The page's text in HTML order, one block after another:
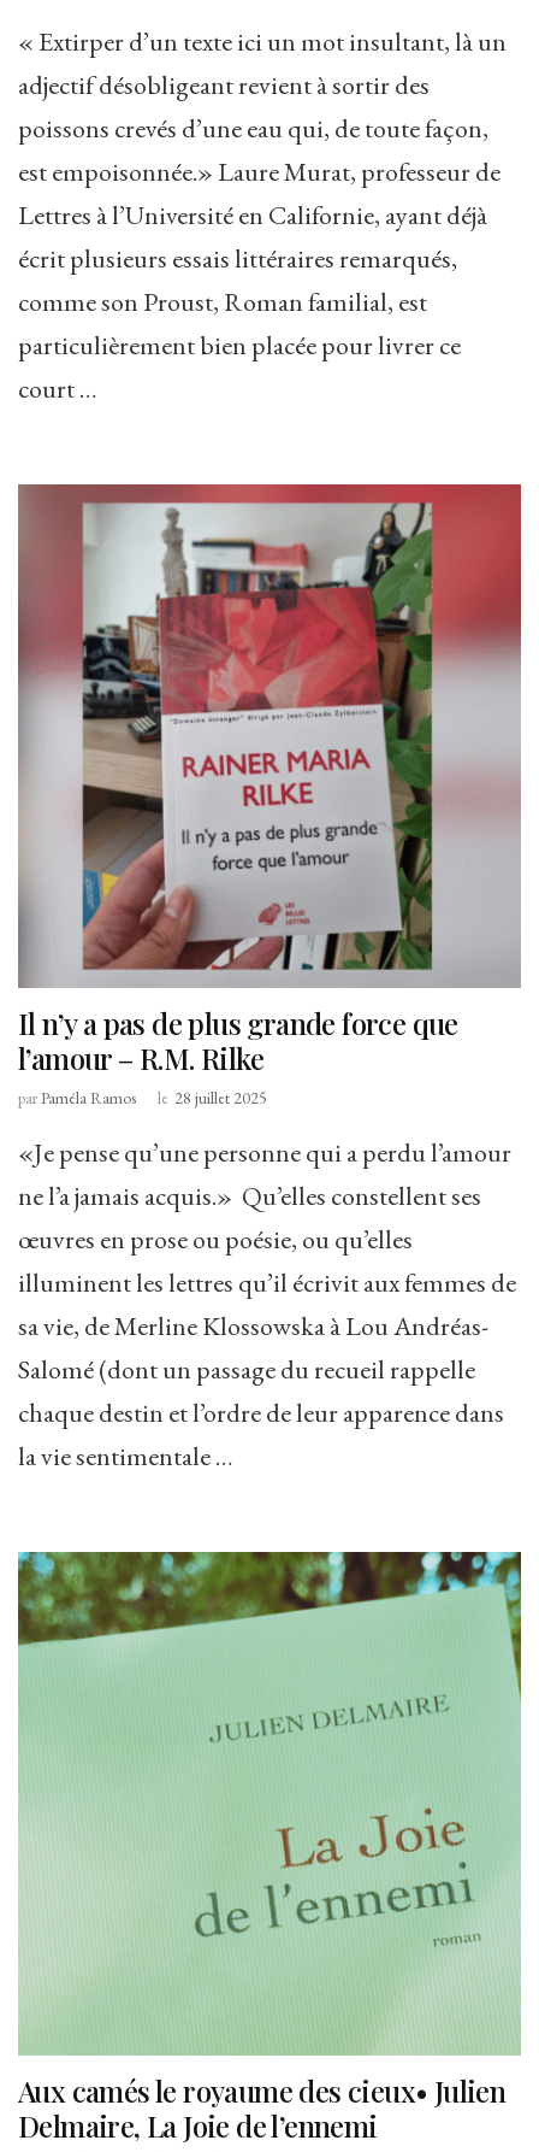
« Extirper d’un texte ici un mot insultant, là un
adjectif désobligeant revient à sortir des
poissons crevés d’une eau qui, de toute façon,
est empoisonnée.» Laure Murat, professeur de
Lettres à l’Université en Californie, ayant déjà
écrit plusieurs essais littéraires remarqués,
comme son Proust, Roman familial, est
particulièrement bien placée pour livrer ce
court …
Il n’y a pas de plus grande force que
l’amour – R.M. Rilke
parPaméla Ramos le 28 juillet 2025
«Je pense qu’une personne qui a perdu l’amour
ne l’a jamais acquis.» Qu’elles constellent ses
œuvres en prose ou poésie, ou qu’elles
illuminent les lettres qu’il écrivit aux femmes de
sa vie, de Merline Klossowska à Lou Andréas-
Salomé (dont un passage du recueil rappelle
chaque destin et l’ordre de leur apparence dans
la vie sentimentale …
Aux camés le royaume des cieux• Julien
Delmaire, La Joie de l’ennemi